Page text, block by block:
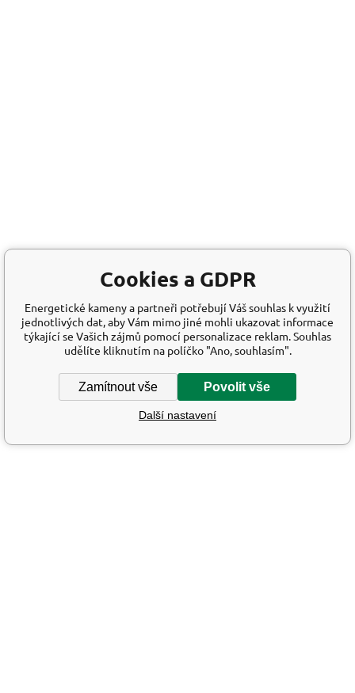
Cookies a GDPR
Energetické kameny a partneři potřebují Váš souhlas k využití
jednotlivých dat, aby Vám mimo jiné mohli ukazovat informace
týkající se Vašich zájmů pomocí personalizace reklam. Souhlas
udělíte kliknutím na políčko "Ano, souhlasím".
Zamítnout vše Povolit vše
Další nastavení